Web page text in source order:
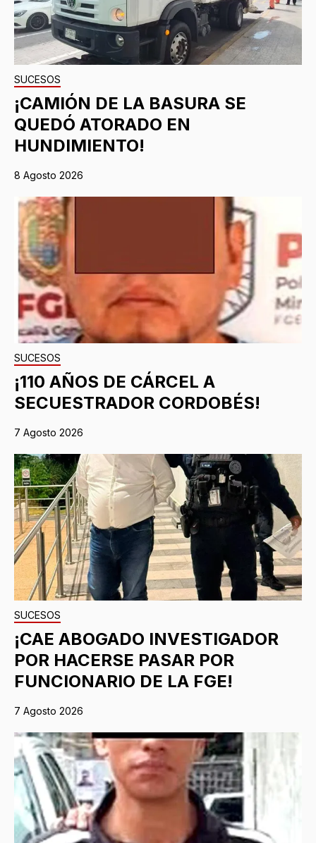
SUCESOS
¡CAMIÓN DE LA BASURA SE
QUEDÓ ATORADO EN
HUNDIMIENTO!
8 Agosto 2026
SUCESOS
¡110 AÑOS DE CÁRCEL A
SECUESTRADOR CORDOBÉS!
7 Agosto 2026
SUCESOS
¡CAE ABOGADO INVESTIGADOR
POR HACERSE PASAR POR
FUNCIONARIO DE LA FGE!
7 Agosto 2026